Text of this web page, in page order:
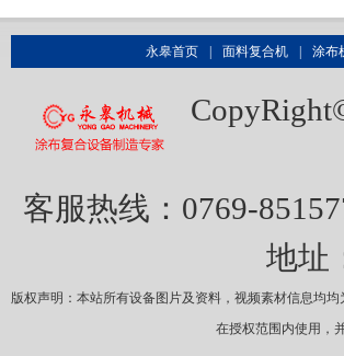
永皋首页 面料复合机 涂布
客服热线：0769-
地址
版权声明：本站所有设备图片及资料，视频素材信息均
在授权范围内使用，